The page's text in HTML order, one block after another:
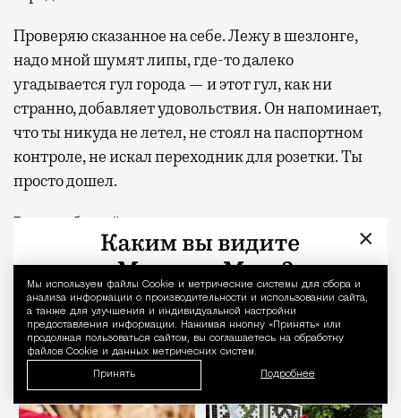
Уведомление
Мы используем файлы Сookie и метрические системы для сбора и
анализа информации о производительности и использовании сайта,
а также для улучшения и индивидуальной настройки
предоставления информации. Нажимая кнопку «Принять» или
продолжая пользоваться сайтом, вы соглашаетесь на обработку
файлов Cookie и данных метрических систем.
Принять Подробнее
Проверяю сказанное на себе. Лежу в шезлонге,
надо мной шумят липы, где-то далеко
угадывается гул города — и этот гул, как ни
странно, добавляет удовольствия. Он напоминает,
что ты никуда не летел, не стоял на паспортном
контроле, не искал переходник для розетки. Ты
просто дошел.
Рядом с бассейном этим летом появился уголок в
русском стиле — зеркало в резной раме,
отсылающей к старинным наличникам,
деревянные лошадки, композиции из сухоцветов.
Это скорее виньетка, чем павильон, но виньетка
точная.
×